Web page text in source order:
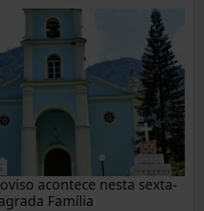
acontece nesta sexta-
Família